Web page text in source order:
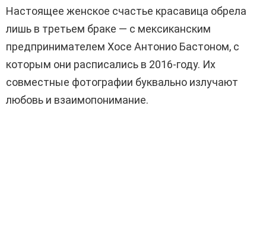
Настоящее женское счастье красавица обрела
лишь в третьем браке — с мексиканским
предпринимателем Хосе Антонио Бастоном, с
которым они расписались в 2016-году. Их
совместные фотографии буквально излучают
любовь и взаимопонимание.